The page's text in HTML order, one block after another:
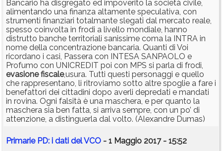
Bancario ha disgregato ed impoverito la società civile,
alimentando una finanza altamente speculativa, con
strumenti finanziari totalmante slegati dal mercato reale,
spesso coinvolta in frodi a livello mondiale, hanno
distrutto banche territoriali sanissime coma la INTRA in
nome della concentrazione bancaria. Quanti di Voi
ricordano i casi, Passera con INTESA SANPAOLO e
Profumo con UNICREDIT poi con MPS si parla di frodi,
evasione fiscale,usura. Tutti questi personaggi e quello
che rappresentano, li ritroviamo sotto altre spoglie a fare i
benefattori dei cittadini dopo averli depredati e mandati
in rovina. Ogni falsità è una maschera, e per quanto la
maschera sia ben fatta, si arriva sempre, con un po’ di
attenzione, a distinguerla dal volto. (Alexandre Dumas)
Primarie PD: i dati del VCO - 1 Maggio 2017 - 15:52